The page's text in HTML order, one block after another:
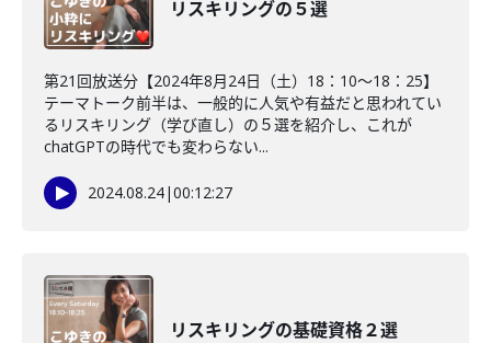
リスキリングの５選
第21回放送分【2024年8月24日（土）18：10～18：25】
テーマトーク前半は、一般的に人気や有益だと思われてい
るリスキリング（学び直し）の５選を紹介し、これが
chatGPTの時代でも変わらない...
2024.08.24|00:12:27
リスキリングの基礎資格２選